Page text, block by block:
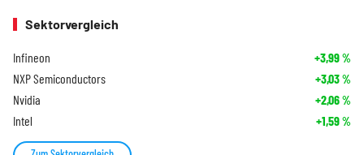
Sektorvergleich
Infineon +3,99%
NXP Semiconductors +3,03%
Nvidia +2,06%
Intel +1,59%